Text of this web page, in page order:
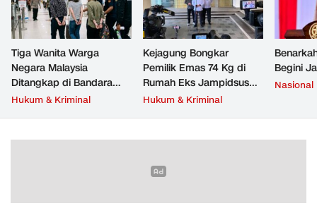
Tiga Wanita Warga
Negara Malaysia
Ditangkap di Bandara
Soetta, Bawa Beragam
Hukum & Kriminal
Kejagung Bongkar
Pemilik Emas 74 Kg di
Rumah Eks Jampidsus
Febrie Adriansyah
Hukum & Kriminal
Begini
Nasional